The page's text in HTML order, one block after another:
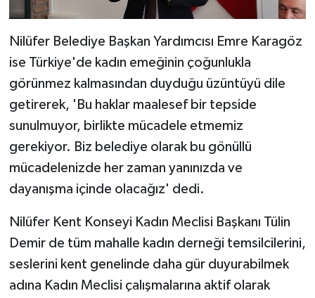
Nilüfer Belediye Başkan Yardımcısı Emre Karagöz
ise Türkiye'de kadın emeğinin çoğunlukla
görünmez kalmasından duyduğu üzüntüyü dile
getirerek, 'Bu haklar maalesef bir tepside
sunulmuyor, birlikte mücadele etmemiz
gerekiyor. Biz belediye olarak bu gönüllü
mücadelenizde her zaman yanınızda ve
dayanışma içinde olacağız' dedi.
Nilüfer Kent Konseyi Kadın Meclisi Başkanı Tülin
Demir de tüm mahalle kadın derneği temsilcilerini,
seslerini kent genelinde daha gür duyurabilmek
adına Kadın Meclisi çalışmalarına aktif olarak